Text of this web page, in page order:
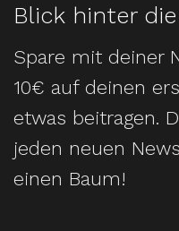
Blick hinter
Spare mit deiner
10€ auf deinen
etwas beitragen.
jeden neuen
einen Baum!